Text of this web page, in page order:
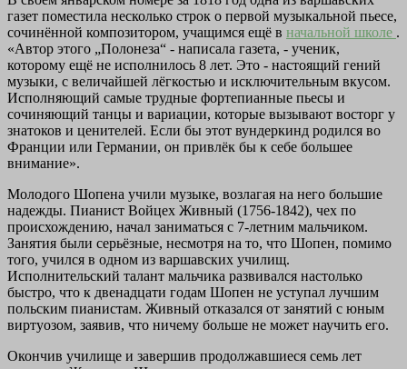
газет поместила несколько строк о первой музыкальной пьесе,
сочинённой композитором, учащимся ещё в начальной школе .
«Автор этого „Полонеза“ - написала газета, - ученик,
которому ещё не исполнилось 8 лет. Это - настоящий гений
музыки, с величайшей лёгкостью и исключительным вкусом.
Исполняющий самые трудные фортепианные пьесы и
сочиняющий танцы и вариации, которые вызывают восторг у
знатоков и ценителей. Если бы этот вундеркинд родился во
Франции или Германии, он привлёк бы к себе большее
внимание».
Молодого Шопена учили музыке, возлагая на него большие
надежды. Пианист Войцех Живный (1756-1842), чех по
происхождению, начал заниматься с 7-летним мальчиком.
Занятия были серьёзные, несмотря на то, что Шопен, помимо
того, учился в одном из варшавских училищ.
Исполнительский талант мальчика развивался настолько
быстро, что к двенадцати годам Шопен не уступал лучшим
польским пианистам. Живный отказался от занятий с юным
виртуозом, заявив, что ничему больше не может научить его.
Окончив училище и завершив продолжавшиеся семь лет